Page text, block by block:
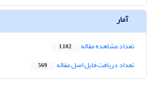
آمار
تعداد مشاهده مقاله 1,102
تعداد دریافت فایل اصل مقاله 569